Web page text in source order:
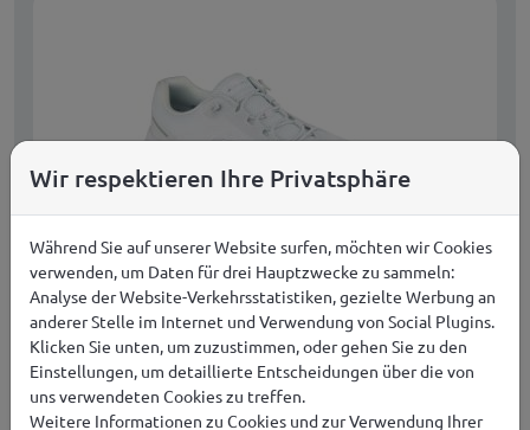
Skechers Herren-Laufschuhe GO WALK MAX
DÄMPFUNG FLEX RAF 217113 WHT
Herren
Wir respektieren Ihre Privatsphäre
Während Sie auf unserer Website surfen, möchten wir Cookies
verwenden, um Daten für drei Hauptzwecke zu sammeln:
Analyse der Website-Verkehrsstatistiken, gezielte Werbung an
anderer Stelle im Internet und Verwendung von Social Plugins.
Klicken Sie unten, um zuzustimmen, oder gehen Sie zu den
Einstellungen, um detaillierte Entscheidungen über die von
uns verwendeten Cookies zu treffen.
Weitere Informationen zu Cookies und zur Verwendung Ihrer